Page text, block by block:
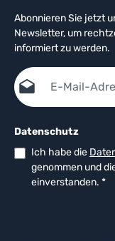
Abonnieren Sie jetzt
Newsletter, um
informiert zu werden.
E-Mail-Adresse*
Datenschutz
Ich habe die
genommen und
einverstanden. *